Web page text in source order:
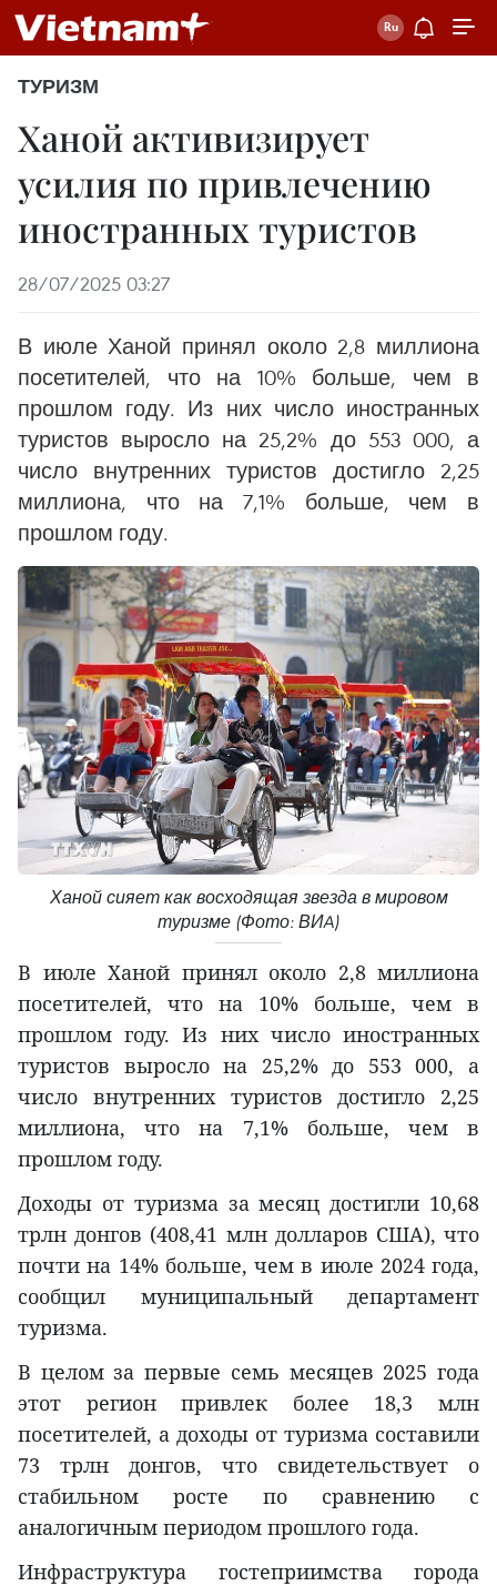
ТУРИЗМ
Ханой активизирует
усилия по привлечению
иностранных туристов
28/07/2025 03:27
В июле Ханой принял около 2,8 миллиона
посетителей, что на 10% больше, чем в
прошлом году. Из них число иностранных
туристов выросло на 25,2% до 553 000, а
число внутренних туристов достигло 2,25
миллиона, что на 7,1% больше, чем в
прошлом году.
Ханой сияет как восходящая звезда в мировом
туризме (Фото: ВИA)
В июле Ханой принял около 2,8 миллиона
посетителей, что на 10% больше, чем в
прошлом году. Из них число иностранных
туристов выросло на 25,2% до 553 000, а
число внутренних туристов достигло 2,25
миллиона, что на 7,1% больше, чем в
прошлом году.
Доходы от туризма за месяц достигли 10,68
трлн донгов (408,41 млн долларов США), что
почти на 14% больше, чем в июле 2024 года,
сообщил муниципальный департамент
туризма.
В целом за первые семь месяцев 2025 года
этот регион привлек более 18,3 млн
посетителей, а доходы от туризма составили
73 трлн донгов, что свидетельствует о
стабильном росте по сравнению с
аналогичным периодом прошлого года.
Инфраструктура гостеприимства города